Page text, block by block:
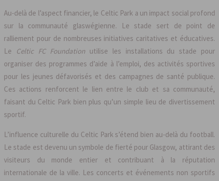
Au-delà de l’aspect financier, le Celtic Park a un impact social profond
sur la communauté glaswégienne. Le stade sert de point de
ralliement pour de nombreuses initiatives caritatives et éducatives.
Le
Celtic FC Foundation utilise les installations du stade pour
organiser des programmes d’aide à l’emploi, des activités sportives
pour les jeunes défavorisés et des campagnes de santé publique.
Ces actions renforcent le lien entre le club et sa communauté,
faisant du Celtic Park bien plus qu’un simple lieu de divertissement
sportif.
L’influence culturelle du Celtic Park s’étend bien au-delà du football.
Le stade est devenu un symbole de fierté pour Glasgow, attirant des
visiteurs du monde entier et contribuant à la réputation
internationale de la ville. Les concerts et événements non sportifs